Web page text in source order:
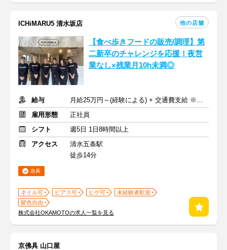
ICHiMARU5 清水坂店 他の店舗
【食べ歩きフードの販売/調理】第
二新卒のチャレンジを応援！夜営
業なし×残業月10h未満◎
給与
月給25万円～(経験による) + 交通費支給 ※賞与年2回
雇用形態
正社員
シフト
週5日 1日8時間以上
アクセス
清水五条駅
徒歩14分
急募
ネイル可 ピアス可 ヒゲ可
未経験者歓迎
髪色自由
株式会社OKAMOTOの求人一覧を見る
京佛具 山口屋